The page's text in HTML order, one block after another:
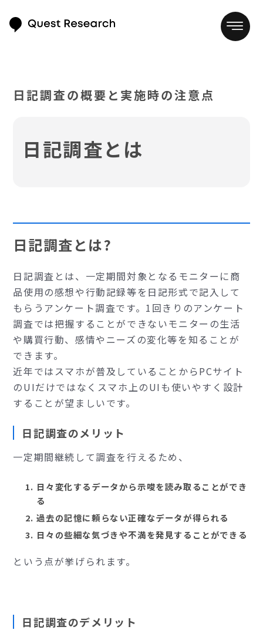
日記調査の概要と実施時の注意点
日記調査とは
日記調査とは?
日記調査とは、一定期間対象となるモニターに商
品使用の感想や行動記録等を日記形式で記入して
もらうアンケート調査です。1回きりのアンケート
調査では把握することができないモニターの生活
や購買行動、感情やニーズの変化等を知ることが
できます。
近年ではスマホが普及していることからPCサイト
のUIだけではなくスマホ上のUIも使いやすく設計
することが望ましいです。
日記調査のメリット
一定期間継続して調査を行えるため、
日々変化するデータから示唆を読み取ることができ
る
過去の記憶に頼らない正確なデータが得られる
日々の些細な気づきや不満を発見することができる
という点が挙げられます。
日記調査のデメリット